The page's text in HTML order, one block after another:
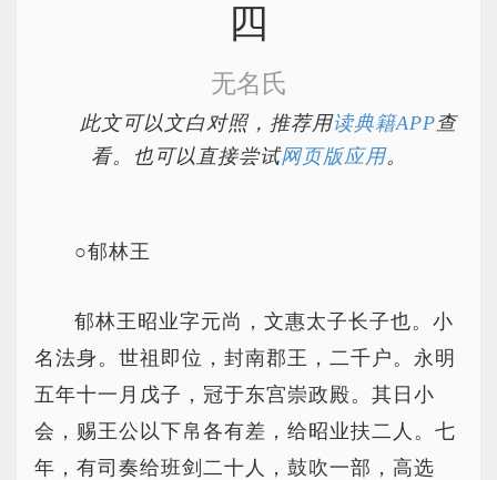
四
无名氏
此文可以文白对照，推荐用读典籍APP查
看。也可以直接尝试网页版应用。
○郁林王
郁林王昭业字元尚，文惠太子长子也。小
名法身。世祖即位，封南郡王，二千户。永明
五年十一月戊子，冠于东宫崇政殿。其日小
会，赐王公以下帛各有差，给昭业扶二人。七
年，有司奏给班剑二十人，鼓吹一部，高选